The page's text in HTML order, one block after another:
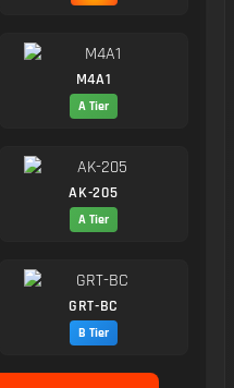
M4A1
A Tier
AK-205
A Tier
GRT-BC
B Tier